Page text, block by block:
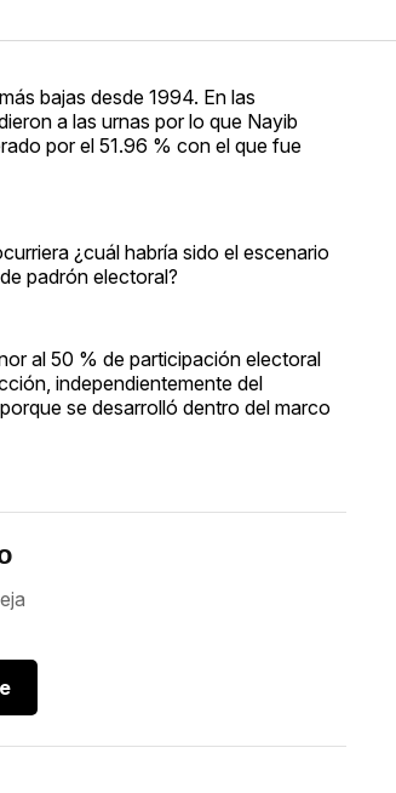
bajas desde 1994. En las
a las urnas por lo que Nayib
por el 51.96 % con el que fue
¿cuál habría sido el escenario
padrón electoral?
al 50 % de participación electoral
independientemente del
se desarrolló dentro del marco